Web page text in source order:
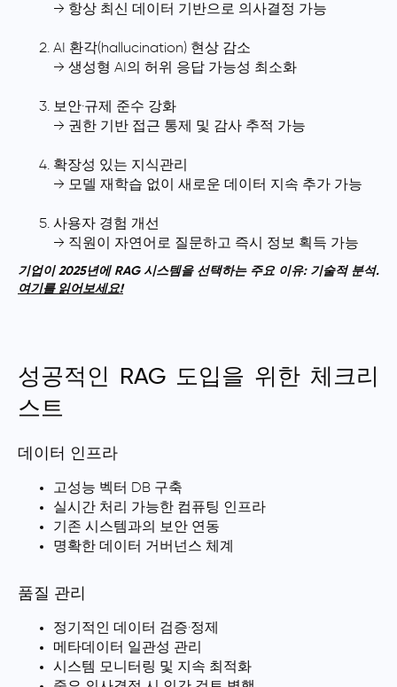
→ 항상 최신 데이터 기반으로 의사결정 가능
AI 환각(hallucination) 현상 감소
→ 생성형 AI의 허위 응답 가능성 최소화
보안·규제 준수 강화
→ 권한 기반 접근 통제 및 감사 추적 가능
확장성 있는 지식관리
→ 모델 재학습 없이 새로운 데이터 지속 추가 가능
사용자 경험 개선
→ 직원이 자연어로 질문하고 즉시 정보 획득 가능
기업이 2025년에 RAG 시스템을 선택하는 주요 이유: 기술적 분석.
여기를 읽어보세요!
성공적인 RAG 도입을 위한 체크리
스트
데이터 인프라
고성능 벡터 DB 구축
실시간 처리 가능한 컴퓨팅 인프라
기존 시스템과의 보안 연동
명확한 데이터 거버넌스 체계
품질 관리
정기적인 데이터 검증·정제
메타데이터 일관성 관리
시스템 모니터링 및 지속 최적화